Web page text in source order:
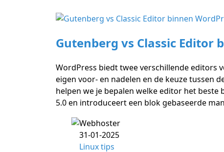
Gutenberg vs Classic Editor
WordPress biedt twee verschillende editors
eigen voor- en nadelen en de keuze tussen
helpen we je bepalen welke editor het
5.0 en introduceert een blok gebaseerde
31-01-2025
Linux tips